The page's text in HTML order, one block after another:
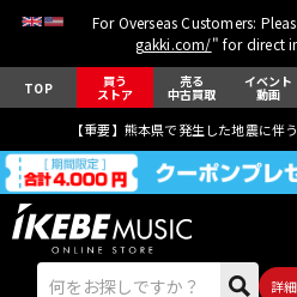
For Overseas Customers:
gakki.com/" for direct
TOP 買う
ストア
売る
中古買取
イベント
動画
【重要】熊本県で発生した地震に伴
詳